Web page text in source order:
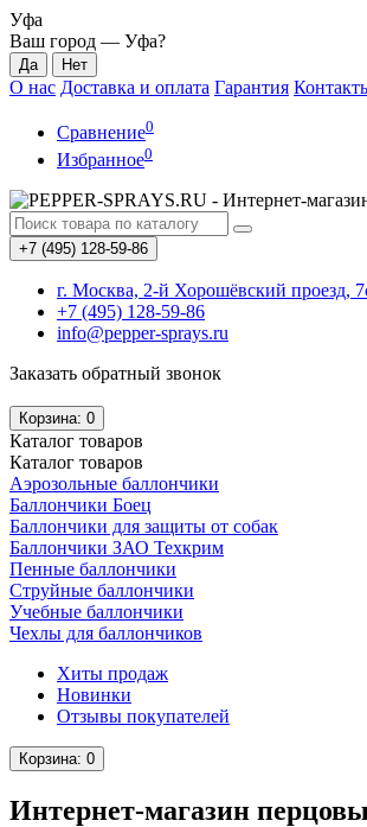
Уфа
Ваш город — Уфа?
О нас Доставка и оплата Гарантия
Сравнение0
Избранное0
+7 (495) 128-59-86
г. Москва, 2-й Хорошёвский проезд,
+7 (495) 128-59-86
info@pepper-sprays.ru
Заказать обратный звонок
Корзина: 0
Каталог товаров
Каталог товаров
Аэрозольные баллончики
Баллончики Боец
Баллончики для защиты от собак
Баллончики ЗАО Техкрим
Пенные баллончики
Струйные баллончики
Учебные баллончики
Чехлы для баллончиков
Хиты продаж
Новинки
Отзывы покупателей
Корзина: 0
Интернет-магазин